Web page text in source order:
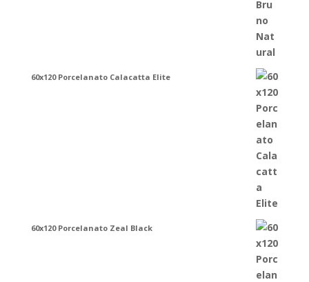
60x120 Porcelanato Calacatta Elite
60x120 Porcelanato Zeal Black